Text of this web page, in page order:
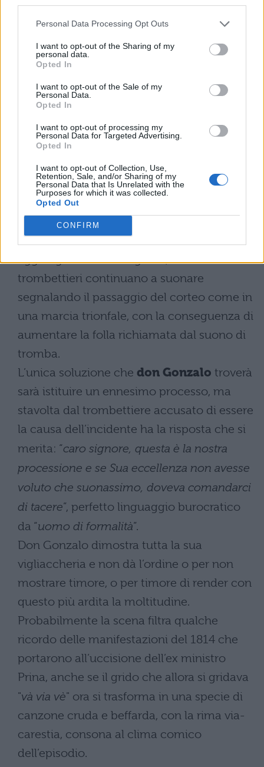
Personal Data Processing Opt Outs
I want to opt-out of the Sharing of my
personal data.
Opted In
I want to opt-out of the Sale of my
Personal Data.
Opted In
I want to opt-out of processing my
Personal Data for Targeted Advertising.
Opted In
I want to opt-out of Collection, Use,
Retention, Sale, and/or Sharing of my
Personal Data that Is Unrelated with the
Purposes for which it was collected.
Opted Out
CONFIRM
LA PARTENZA DEL GOVERANTORE
GONZALO
La figura di don Gonzalo acquista una più
concreta identità proprio nel momento in
cui lascia la scena della storia. Personaggio
secondario nel romanzo, lo è stato meno
nella storia di Milano. La sua rimozione dal
suo incarico e il suo allontanamento da
Milano sono descritti in una scena corale,
tra schiamazzi di ragazzi che gli vanno
dietro alla rinfusa e a cui bene presto si
aggiunge una folla di gente, mentre i
trombettieri continuano a suonare
segnalando il passaggio del corteo come in
una marcia trionfale, con la conseguenza di
aumentare la folla richiamata dal suono di
tromba.
L’unica soluzione che don Gonzalo troverà
sarà istituire un ennesimo processo, ma
stavolta dal trombettiere accusato di essere
la causa dell’incidente ha la risposta che si
merita: “caro signore, questa è la nostra
processione e se Sua eccellenza non avesse
voluto che suonassimo, doveva comandarci
di tacere”, perfetto linguaggio burocratico
da “uomo di formalità”.
Don Gonzalo dimostra tutta la sua
vigliaccheria e non dà l’ordine o per non
mostrare timore, o per timore di render con
questo più ardita la moltitudine.
Probabilmente la scena filtra qualche
ricordo delle manifestazioni del 1814 che
portarono all’uccisione dell’ex ministro
Prina, anche se il grido che allora si gridava
"và via vè" ora si trasforma in una specie di
canzone cruda e beffarda, con la rima via-
carestia, consona al clima comico
dell’episodio.